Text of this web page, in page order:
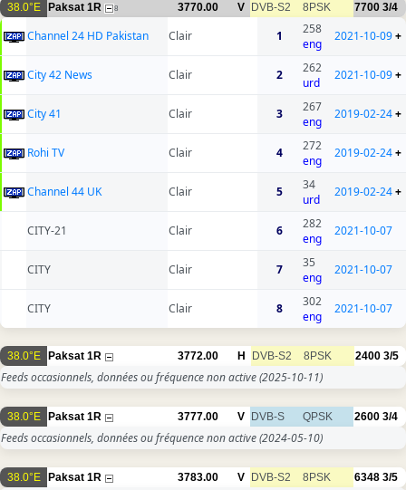
38.0°E Paksat 1R 8 3770.00 V DVB-S2 8PSK 7700 3/4
Channel 24 HD Pakistan Clair 1
258
eng
2021-10-09+
City 42 News Clair 2
262
urd
2021-10-09+
City 41 Clair 3
267
eng
2019-02-24+
Rohi TV Clair 4
272
eng
2019-02-24+
Channel 44 UK Clair 5
34
urd
2019-02-24+
CITY-21 Clair 6
282
eng
2021-10-07
CITY Clair 7
35
eng
2021-10-07
CITY Clair 8
302
eng
2021-10-07
38.0°E Paksat 1R 3772.00 H DVB-S2 8PSK 2400 3/5
Feeds occasionnels, données ou fréquence non active(2025-10-11)
38.0°E Paksat 1R 3777.00 V DVB-S QPSK 2600 3/4
Feeds occasionnels, données ou fréquence non active(2024-05-10)
38.0°E Paksat 1R 3783.00 V DVB-S2 8PSK 6348 3/5